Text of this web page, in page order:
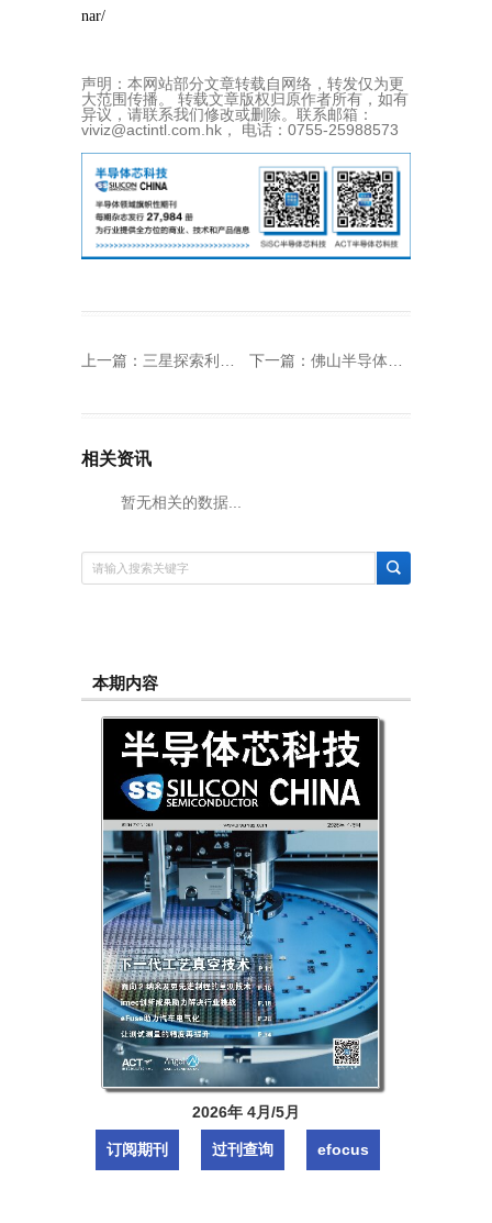
nar/
声明：本网站部分文章转载自网络，转发仅为更
大范围传播。 转载文章版权归原作者所有，如有
异议，请联系我们修改或删除。联系邮箱：
viviz@actintl.com.hk， 电话：0755-25988573
上一篇： 三星探索利用康宁玻璃开发封装中介层 下一篇： 佛山半导体科技园项目动工
相关资讯
暂无相关的数据...
本期内容
2026年 4月/5月
订阅期刊 过刊查询 efocus